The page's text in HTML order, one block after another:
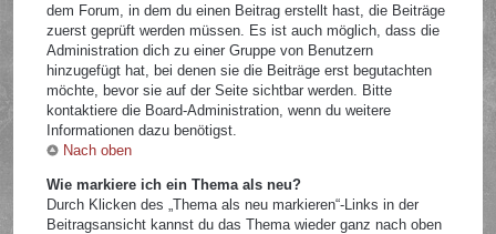
dem Forum, in dem du einen Beitrag erstellt hast, die Beiträge
zuerst geprüft werden müssen. Es ist auch möglich, dass die
Administration dich zu einer Gruppe von Benutzern
hinzugefügt hat, bei denen sie die Beiträge erst begutachten
möchte, bevor sie auf der Seite sichtbar werden. Bitte
kontaktiere die Board-Administration, wenn du weitere
Informationen dazu benötigst.
Nach oben
Wie markiere ich ein Thema als neu?
Durch Klicken des „Thema als neu markieren“-Links in der
Beitragsansicht kannst du das Thema wieder ganz nach oben